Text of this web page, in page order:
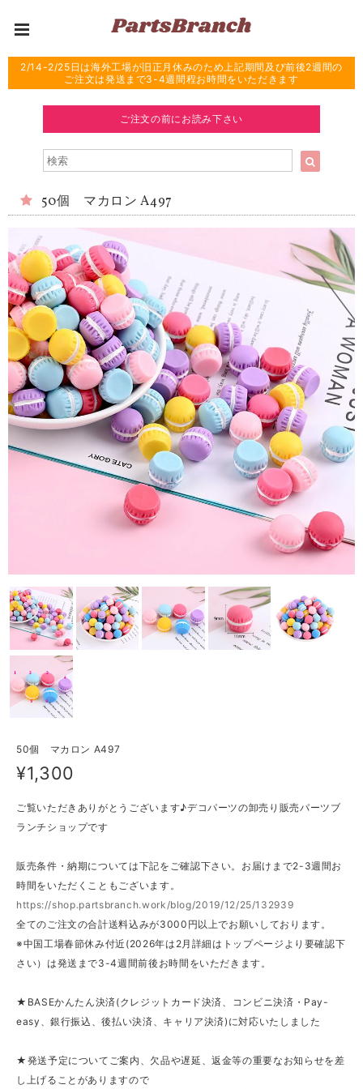
2/14-2/25日は海外工場が旧正月休みのため上記期間及び前後2週間の
ご注文は発送まで3-4週間程お時間をいただきます
ご注文の前にお読み下さい
50個 マカロン A497
50個 マカロン A497
¥1,300
ご覧いただきありがとうございます♪デコパーツの卸売り販売パーツブ
ランチショップです
販売条件・納期については下記をご確認下さい。お届けまで2-3週間お
時間をいただくこともございます。
https://shop.partsbranch.work/blog/2019/12/25/132939
全てのご注文の合計送料込みが3000円以上でお願いしております。
※中国工場春節休み付近(2026年は2月詳細はトップページより要確認下
さい）は発送まで3-4週間前後お時間をいただきます。
★BASEかんたん決済(クレジットカード決済、コンビニ決済・Pay-
easy、銀行振込、後払い決済、キャリア決済)に対応いたしました
★発送予定についてご案内、欠品や遅延、返金等の重要なお知らせを差
し上げることがありますので